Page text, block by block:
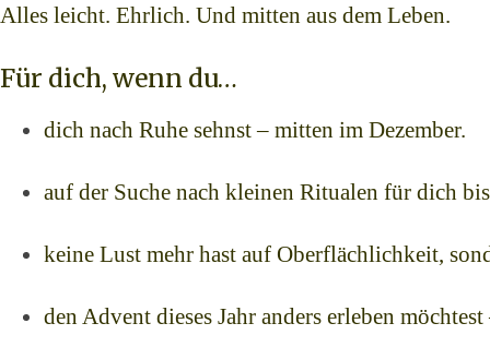
Alles leicht. Ehrlich. Und mitten aus dem Leben.
Für dich, wenn du…
dich nach Ruhe sehnst – mitten im Dezember.
auf der Suche nach kleinen Ritualen für dich
keine Lust mehr hast auf Oberflächlichkeit,
den Advent dieses Jahr anders erleben